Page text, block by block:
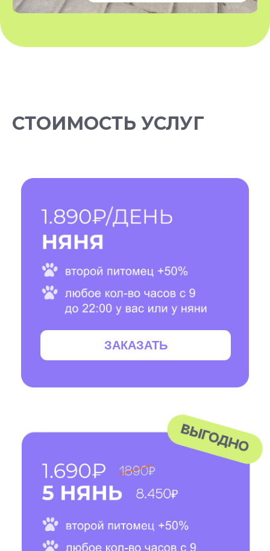
СТОИМОСТЬ УСЛУГ
Разработчик сайта - @dalaraas
Согласие на обработку персональных данных